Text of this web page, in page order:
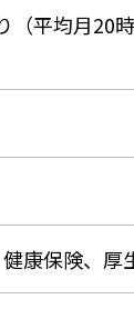
平均月20
康保険、厚